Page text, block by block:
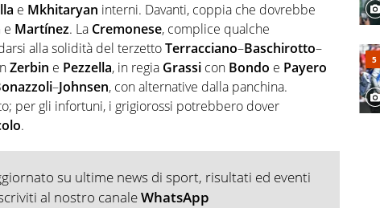
e Mkhitaryan interni. Davanti, coppia che dovrebbe
e Martínez. La Cremonese, complice qualche
alla solidità del terzettoTerracciano–Baschirotto–
Zerbin e Pezzella, in regia Grassi con Bondo e Payero
–Johnsen, con alternative dalla panchina.
per gli infortuni, i grigiorossi potrebbero dover
.
su ultime news di sport, risultati ed eventi
al nostro canaleWhatsApp